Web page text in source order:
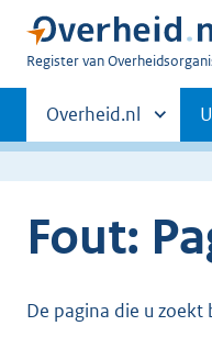
U
Register van
Primaire
navigatie
Andere
sites
Overheid.nl
Fout:
De pagina die u